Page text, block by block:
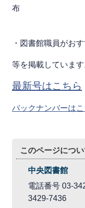
・図書館職員がお
等を掲載しています
最新号はこちら
バックナンバーはこ
このページにつ
中央図書館
電話番号 03-
3429-7436